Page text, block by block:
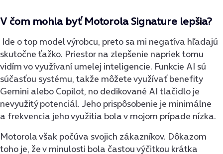
V čom mohla byť Motorola Signature lepšia?
Ide o top model výrobcu, preto sa mi negatíva hľadajú
skutočne ťažko. Priestor na zlepšenie napriek tomu
vidím vo využívaní umelej inteligencie. Funkcie AI sú
súčasťou systému, takže môžete využívať benefity
Gemini alebo Copilot, no dedikované AI tlačidlo je
nevyužitý potenciál. Jeho prispôsobenie je minimálne
a frekvencia jeho využitia bola v mojom prípade nízka.
Motorola však počúva svojich zákazníkov. Dôkazom
toho je, že v minulosti bola častou výčitkou krátka